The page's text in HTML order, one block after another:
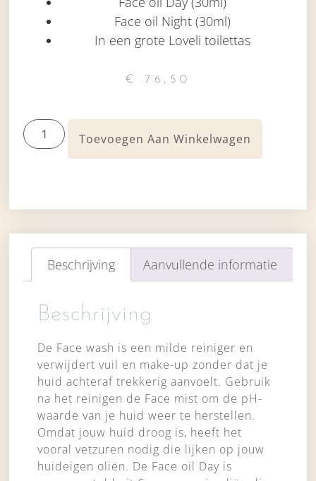
Face oil Night (30ml)
In een grote Loveli toilettas
€ 76,50
Toevoegen Aan Winkelwagen
Beschrijving Aanvullende informatie
Beschrijving
De Face wash is een milde reiniger en
verwijdert vuil en make-up zonder dat je
huid achteraf trekkerig aanvoelt. Gebruik
na het reinigen de Face mist om de pH-
waarde van je huid weer te herstellen.
Omdat jouw huid droog is, heeft het
vooral vetzuren nodig die lijken op jouw
huideigen oliën. De Face oil Day is